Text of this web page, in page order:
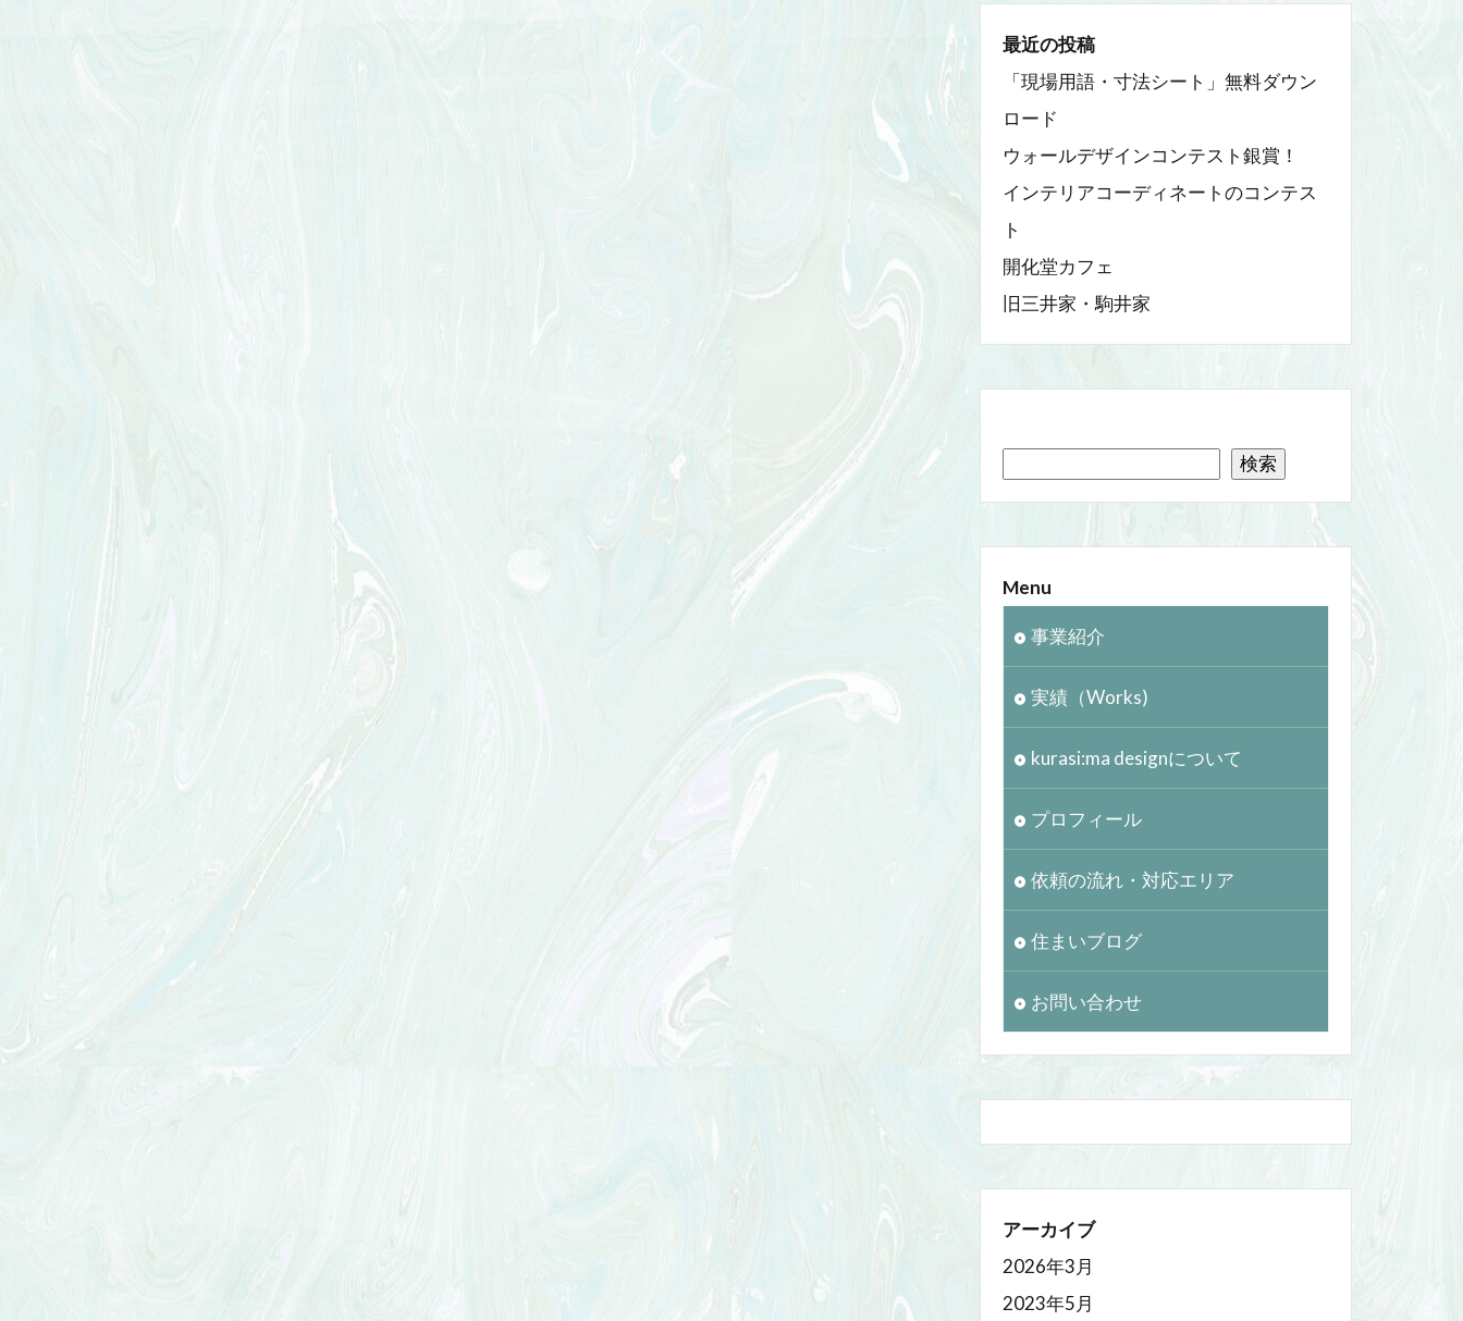
最近の投稿
「現場用語・寸法シート」無料ダウン
ロード
ウォールデザインコンテスト銀賞！
インテリアコーディネートのコンテス
ト
開化堂カフェ
旧三井家・駒井家
検索
Menu
事業紹介
実績（Works)
kurasi:ma designについて
プロフィール
依頼の流れ・対応エリア
住まいブログ
お問い合わせ
アーカイブ
2026年3月
2023年5月